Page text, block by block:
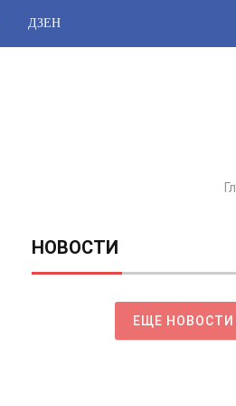
ДЗЕН
НОВОСТИ
ЕЩЕ НОВОСТИ